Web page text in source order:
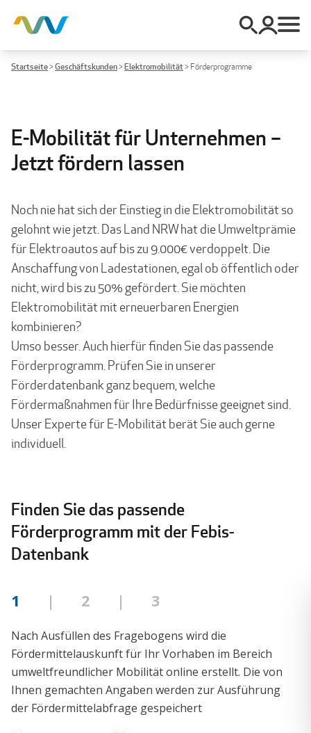
Startseite>Geschäftskunden>Elektromobilität> Förderprogramme
E-Mobilität für Unternehmen –
Jetzt fördern lassen
Noch nie hat sich der Einstieg in die Elektromobilität so
gelohnt wie jetzt. Das Land NRW hat die Umweltprämie
für Elektroautos auf bis zu 9.000€ verdoppelt. Die
Anschaffung von Ladestationen, egal ob öffentlich oder
nicht, wird bis zu 50% gefördert. Sie möchten
Elektromobilität mit erneuerbaren Energien
kombinieren?
Umso besser. Auch hierfür finden Sie das passende
Förderprogramm. Prüfen Sie in unserer
Förderdatenbank ganz bequem, welche
Fördermaßnahmen für Ihre Bedürfnisse geeignet sind.
Unser Experte für E-Mobilität berät Sie auch gerne
individuell.
Finden Sie das passende
Förderprogramm mit der Febis-
Datenbank